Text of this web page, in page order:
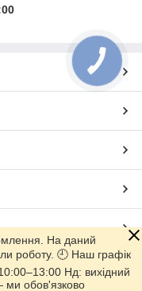
На даний
роботу. 🕘 Наш графік
Нд: вихідний
ми обов'язково